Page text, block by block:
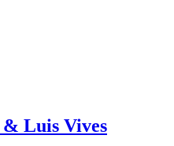
Luis Vives